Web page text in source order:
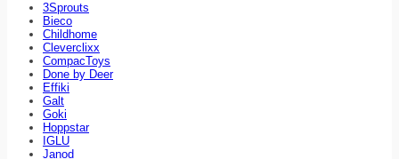
3Sprouts
Bieco
Childhome
Cleverclixx
CompacToys
Done by Deer
Effiki
Galt
Goki
Hoppstar
IGLU
Janod